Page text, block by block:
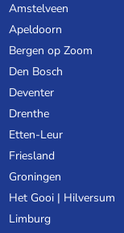
Amstelveen
Apeldoorn
Bergen op Zoom
Den Bosch
Deventer
Drenthe
Etten-Leur
Friesland
Groningen
Het Gooi | Hilversum
Limburg